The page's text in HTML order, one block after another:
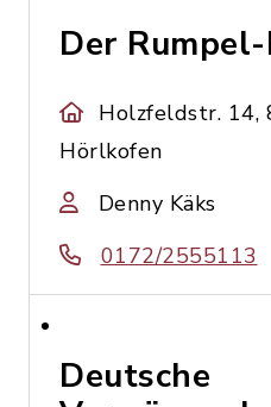
Der
Holzfeldstr. 14,
Hörlkofen
Denny Käks
0172/2555113
Deutsche